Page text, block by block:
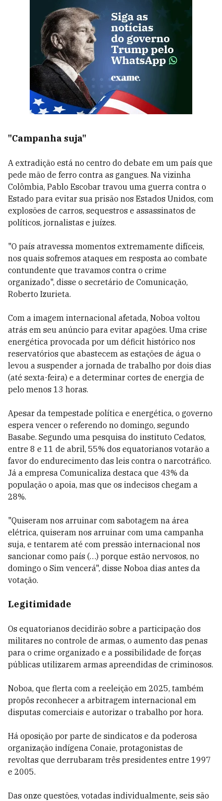
"Campanha suja"
A extradição está no centro do debate em um país que
pede mão de ferro contra as gangues. Na vizinha
Colômbia, Pablo Escobar travou uma guerra contra o
Estado para evitar sua prisão nos Estados Unidos, com
explosões de carros, sequestros e assassinatos de
políticos, jornalistas e juízes.
"O país atravessa momentos extremamente difíceis,
nos quais sofremos ataques em resposta ao combate
contundente que travamos contra o crime
organizado", disse o secretário de Comunicação,
Roberto Izurieta.
Com a imagem internacional afetada, Noboa voltou
atrás em seu anúncio para evitar apagões. Uma crise
energética provocada por um déficit histórico nos
reservatórios que abastecem as estações de água o
levou a suspender a jornada de trabalho por dois dias
(até sexta-feira) e a determinar cortes de energia de
pelo menos 13 horas.
Apesar da tempestade política e energética, o governo
espera vencer o referendo no domingo, segundo
Basabe. Segundo uma pesquisa do instituto Cedatos,
entre 8 e 11 de abril, 55% dos equatorianos votarão a
favor do endurecimento das leis contra o narcotráfico.
Já a empresa Comunicaliza destaca que 43% da
população o apoia, mas que os indecisos chegam a
28%.
"Quiseram nos arruinar com sabotagem na área
elétrica, quiseram nos arruinar com uma campanha
suja, e tentarem até com pressão internacional nos
sancionar como país (…) porque estão nervosos, no
domingo o Sim vencerá", disse Noboa dias antes da
votação.
Legitimidade
Os equatorianos decidirão sobre a participação dos
militares no controle de armas, o aumento das penas
para o crime organizado e a possibilidade de forças
públicas utilizarem armas apreendidas de criminosos.
Noboa, que flerta com a reeleição em 2025, também
propôs reconhecer a arbitragem internacional em
disputas comerciais e autorizar o trabalho por hora.
Há oposição por parte de sindicatos e da poderosa
organização indígena Conaie, protagonistas de
revoltas que derrubaram três presidentes entre 1997
e 2005.
Das onze questões, votadas individualmente, seis são